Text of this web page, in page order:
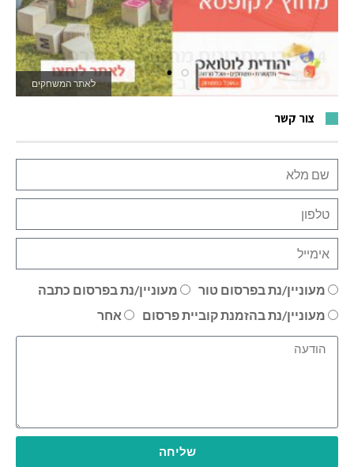
לאתר המשחקים
צור קשר
מעוניין/נת בפרסום טור
מעוניין/נת בפרסום כתבה
מעוניין/נת בהזמנת קוביית פרסום
אחר
שליחה